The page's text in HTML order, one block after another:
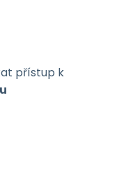
přístup k